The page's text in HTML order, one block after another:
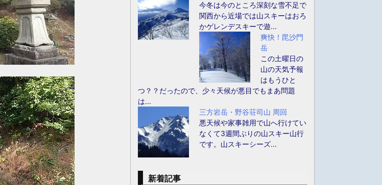
今冬は今のところ深刻な雪不足で
関西から近場では山スキーはおろ
かゲレンデスキーで遊...
爽快！毘沙門
岳
この土曜日の
山の天気予報
はもうひと
つ？？だったので、少々天候が悪目でもまあ問題
は...
三方岩岳・野谷荘司山 周回
悪天候や家事雑用で山へ行けてい
なくて3週間ぶりの山スキー山行
です。山スキーシーズ...
新着記事